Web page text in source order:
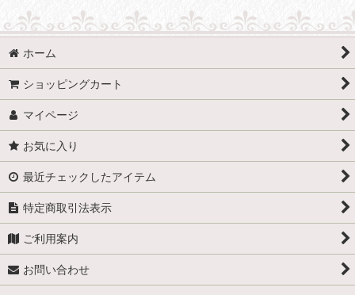
ホーム
ショッピングカート
マイページ
お気に入り
最近チェックしたアイテム
特定商取引法表示
ご利用案内
お問い合わせ